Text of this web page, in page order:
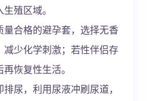
殖区域。
量合格的避孕套，选择无香
少化学刺激；若性伴侣存
恢复性生活。
尿，利用尿液冲刷尿道，